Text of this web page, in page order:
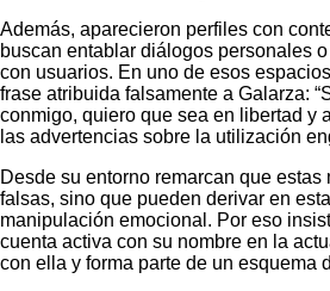
Además, aparecieron perfiles con
buscan entablar diálogos personales
con usuarios. En uno de esos
frase atribuida falsamente a Galarza:
conmigo, quiero que sea en libertad y
las advertencias sobre la utilización
Desde su entorno remarcan que
falsas, sino que pueden derivar en
manipulación emocional. Por eso
cuenta activa con su nombre en la
con ella y forma parte de un esquema